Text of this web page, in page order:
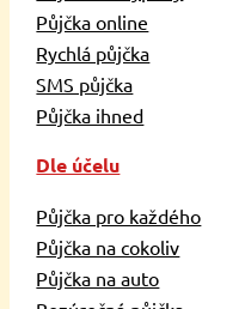
Půjčka online
Rychlá půjčka
SMS půjčka
Půjčka ihned
Dle účelu
Půjčka pro každého
Půjčka na cokoliv
Půjčka na auto